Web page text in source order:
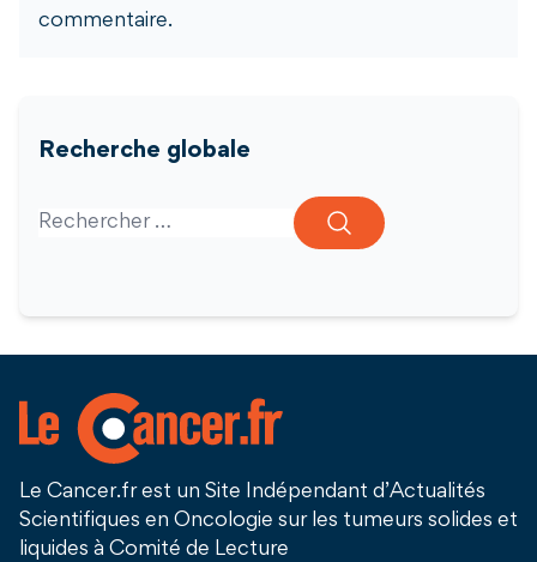
commentaire.
Recherche globale
Search for:
Le Cancer.fr est un Site Indépendant d’Actualités
Scientifiques en Oncologie sur les tumeurs solides et
liquides à Comité de Lecture